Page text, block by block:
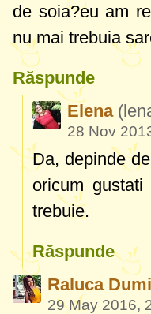
de soia?eu am
nu mai trebuia
Răspunde
Elena
28 Nov
Da, depinde
oricum
trebuie.
Răspunde
Raluca
29 May 2016,